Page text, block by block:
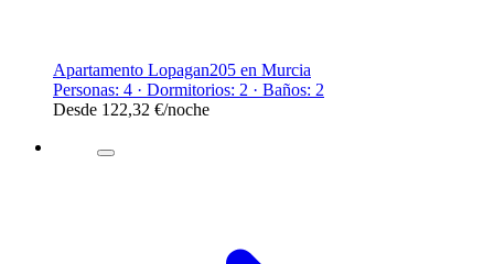
Apartamento Lopagan205 en Murcia
Personas: 4 · Dormitorios: 2 · Baños: 2
Desde 122,32 €/noche